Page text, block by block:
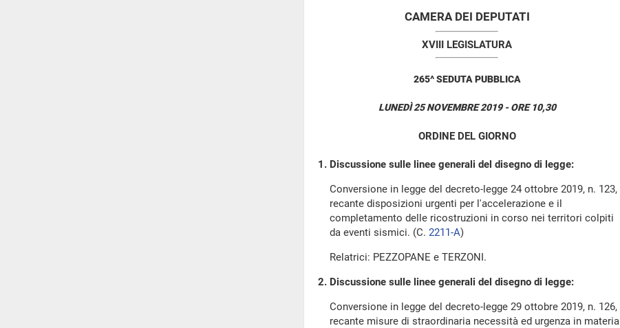
CAMERA DEI DEPUTATI
XVIII LEGISLATURA
265^ SEDUTA PUBBLICA
LUNEDÌ 25 NOVEMBRE 2019 - ORE 10,30
ORDINE DEL GIORNO
Discussione sulle linee generali del disegno di legge:
Conversione in legge del decreto-legge 24 ottobre 2019, n. 123,
recante disposizioni urgenti per l'accelerazione e il
completamento delle ricostruzioni in corso nei territori colpiti
da eventi sismici. (C. 2211-A​)
Relatrici: PEZZOPANE e TERZONI.
Discussione sulle linee generali del disegno di legge:
Conversione in legge del decreto-legge 29 ottobre 2019, n. 126,
recante misure di straordinaria necessità ed urgenza in materia